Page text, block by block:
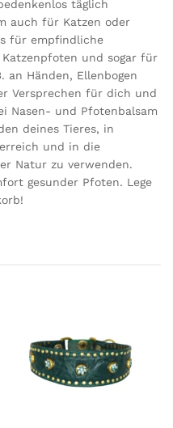
täglich
auch für Katzen oder
für empfindliche
und sogar für
an Händen, Ellenbogen
Versprechen für dich und
Nasen- und Pfotenbalsam
deines Tieres, in
und in die
Natur zu verwenden.
gesunder Pfoten. Lege